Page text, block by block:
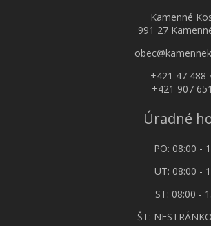
Kamenné
991 27
+421 47 488
+421 907
Úradné
PO: 08:00 -
UT: 08:00 -
ST: 08:00 -
ŠT: